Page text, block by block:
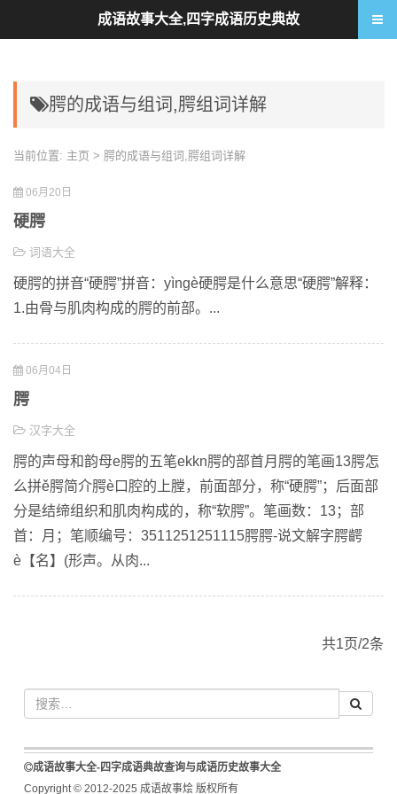
腭的成语与组词,腭组词详解
当前位置: 主页 > 腭的成语与组词,腭组词详解
06月20日
硬腭
词语大全
硬腭的拼音“硬腭”拼音：yìngè硬腭是什么意思“硬腭”解释：
1.由骨与肌肉构成的腭的前部。...
06月04日
腭
汉字大全
腭的声母和韵母e腭的五笔ekkn腭的部首月腭的笔画13腭怎
么拼ě腭简介腭è口腔的上膛，前面部分，称“硬腭”；后面部
分是结缔组织和肌肉构成的，称“软腭”。笔画数：13；部
首：月；笔顺编号：3511251251115腭腭-说文解字腭齶
è【名】(形声。从肉...
共1页/2条
成语故事大全-四字成语典故查询与成语历史故事大全
Copyright © 2012-2025 成语故事烩 版权所有
成语故事大全,四字成语历史典故